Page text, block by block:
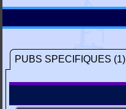
PUBS SPECIFIQUES (1)